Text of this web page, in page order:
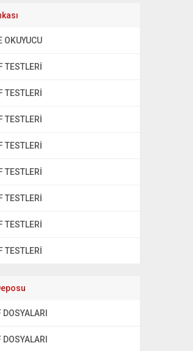
OKUYUCU
TESTLERI
TESTLERI
TESTLERI
TESTLERI
TESTLERI
TESTLERI
TESTLERI
TESTLERI